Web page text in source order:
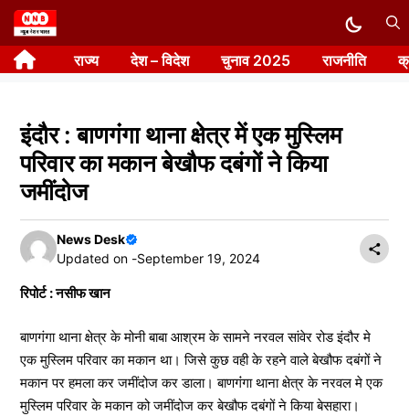
Skip
to
content राज्य देश – विदेश चुनाव 2025 राजनीति
इंदौर : बाणगंगा थाना क्षेत्र में एक मुस्लिम
परिवार का मकान बेखौफ दबंगों ने किया
जमींदोज
News Desk
Updated on -September 19, 2024
रिपोर्ट : नसीफ खान
बाणगंगा थाना क्षेत्र के मोनी बाबा आश्रम के सामने नरवल सांवेर रोड इंदौर मे
एक मुस्लिम परिवार का मकान था। जिसे कुछ वही के रहने वाले बेखौफ दबंगों ने
मकान पर हमला कर जमींदोज कर डाला। बाणगंंगा थाना क्षेत्र के नरवल मे एक
मुस्लिम परिवार के मकान को जमींदोज कर बेखौफ दबंगों ने किया बेसहारा।